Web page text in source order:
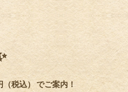
（税込） でご案内！